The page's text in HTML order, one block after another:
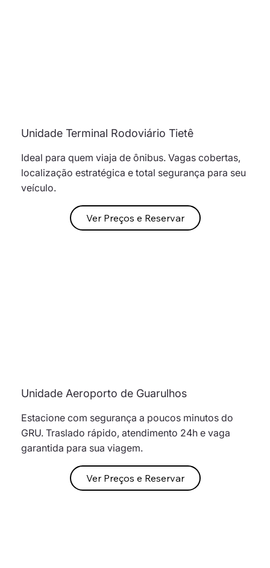
Unidade Terminal Rodoviário Tietê
Ideal para quem viaja de ônibus. Vagas cobertas,
localização estratégica e total segurança para seu
veículo.
Ver Preços e Reservar
Unidade Aeroporto de Guarulhos
Estacione com segurança a poucos minutos do
GRU. Traslado rápido, atendimento 24h e vaga
garantida para sua viagem.
Ver Preços e Reservar